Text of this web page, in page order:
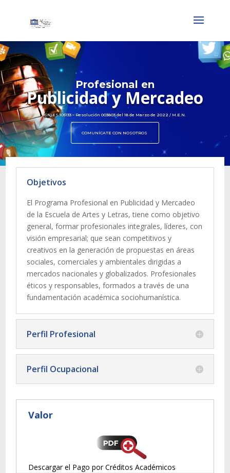
Profesional en
Publicidad y Mercadeo
SNIES 105133 – Resolución 003803 del 18 de Marzo de 2022 / M.E.N.
COMUNÍCATE CON NOSOTROS
Objetivos
El Programa Profesional en Publicidad y Mercadeo
de la Escuela de Artes y Letras, tiene como objetivo
general, formar profesionales integrales, líderes, con
visión empresarial; que sean competitivos y
creativos en la generación de propuestas en áreas
sociales, comerciales y ambientales dirigidas a
mercados nacionales y globalizados. Profesionales
éticos y responsables, formados a través de una
fundamentación académica sociohumanística.
Perfil Profesional
Perfil Ocupacional
Valor
Descargar el Pago por Créditos Académicos